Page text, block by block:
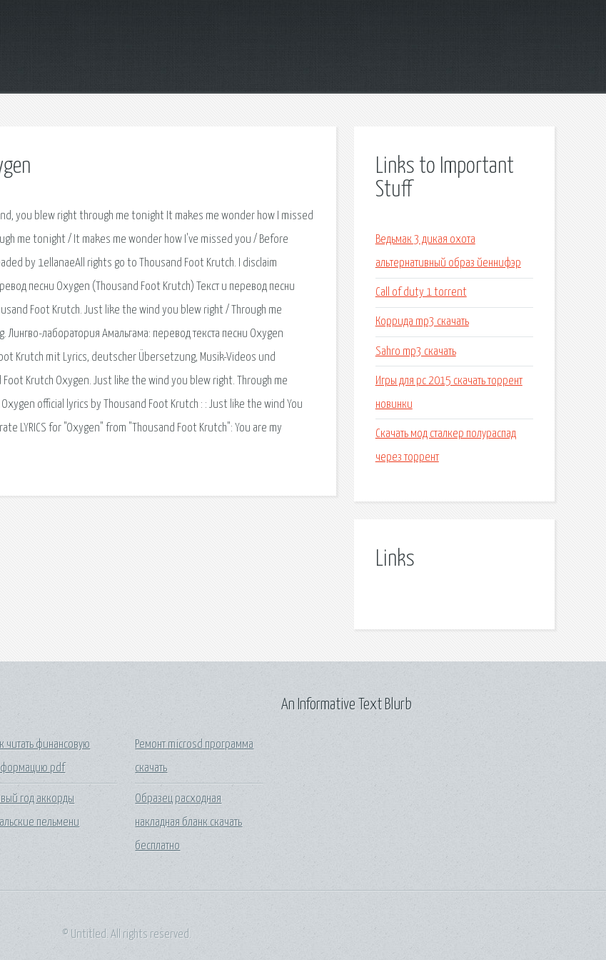
you blew right through me tonight It makes me wonder how I missed
me tonight / It makes me wonder how I've missed you / Before
by 1ellanaeAll rights go to Thousand Foot Krutch. I disclaim
песни Oxygen (Thousand Foot Krutch) Текст и перевод песни
Foot Krutch. Just like the wind you blew right / Through me
лаборатория Амальгама: перевод текста песни Oxygen
Krutch mit Lyrics, deutscher Übersetzung, Musik-Videos und
Krutch Oxygen. Just like the wind you blew right. Through me
official lyrics by Thousand Foot Krutch : : Just like the wind You
LYRICS for "Oxygen" from "Thousand Foot Krutch": You are my
Links to Important
Stuff
Ведьмак 3 дикая охота
альтернативный образ йеннифэр
Call of duty 1 torrent
Коррида mp3 скачать
Sahro mp3 скачать
Игры для pc 2015 скачать торрент
новинки
Скачать мод сталкер полураспад
через торрент
Links
читать финансовую
pdf
год аккорды
пельмени
Ремонт microsd программа
скачать
Образец расходная
накладная бланк скачать
бесплатно
An Informative Text Blurb
© Untitled. All rights reserved.